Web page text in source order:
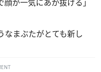
顔が一気にあか抜ける」
なまぶたがとても新し